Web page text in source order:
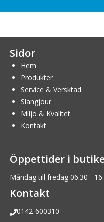
Sidor
Hem
Produkter
Service & Versktad
Slangjour
Miljö & Kvalitet
Kontakt
Öppettider i
Måndag till fredag 06:30 -
Kontakt
0142-600310